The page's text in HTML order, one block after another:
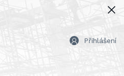
Přihlášení